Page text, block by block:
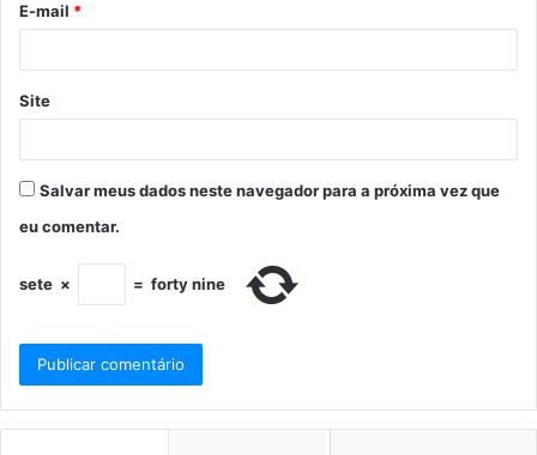
E-mail *
Site
Salvar meus dados neste navegador para a próxima vez que
eu comentar.
sete × = forty nine